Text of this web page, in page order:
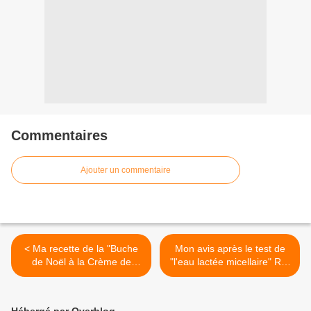
Commentaires
Ajouter un commentaire
< Ma recette de la "Buche
de Noël à la Crème de
Marrons" !
Mon avis après le test de
"l'eau lactée micellaire" Re-
Move de My Clarins >